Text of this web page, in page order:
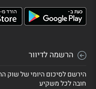
הרשמה לדיוור
הירשם לסיכום היומי של שוק
חובה לכל משקיע